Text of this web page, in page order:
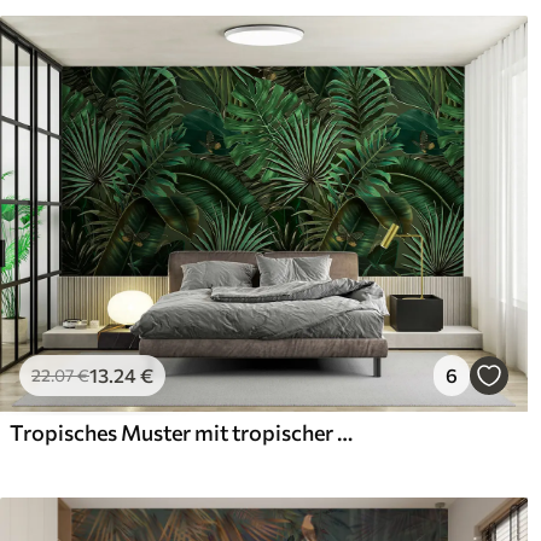
Nahtlose Anwendung
Verfügbare Materialien
Standard
45.0027.00€/m²
Premium-Vinyl
65.0039.00€/m² 81
22.07€13.24€ 6
Tropisches Muster mit tropischer grüner Palme, Bananenblätter